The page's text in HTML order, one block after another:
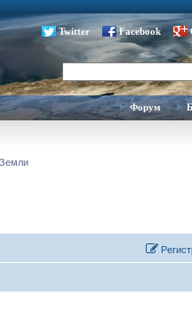
Twitter Facebook
Форум